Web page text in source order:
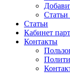
Статьи
Кабинет
Контакты